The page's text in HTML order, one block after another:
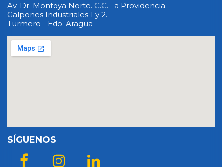
Av. Dr. Montoya Norte. C.C. La Providencia.
Galpones Industriales 1 y 2.
Turmero - Edo. Aragua
SÍGUENOS